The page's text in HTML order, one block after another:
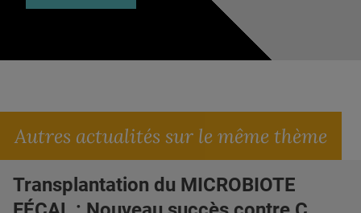
Autres actualités sur le même thème
Transplantation du MICROBIOTE